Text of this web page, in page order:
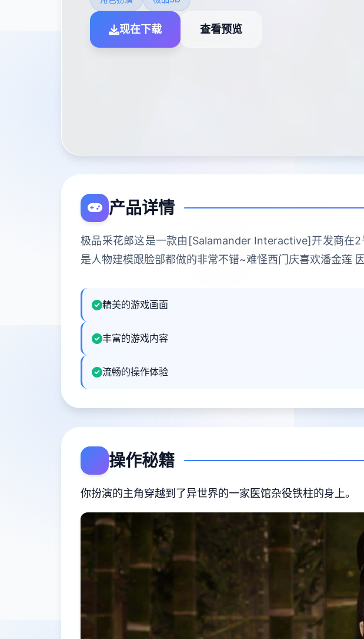
现在下载 查看预览
产品详情
极品采花郎这是一款由[Salamander Interactive]开发商在
是人物建模跟脸部都做的非常不错~难怪西门庆喜欢潘金莲
精美的游戏画面
丰富的游戏内容
流畅的操作体验
操作秘籍
你扮演的主角穿越到了异世界的一家医馆杂役铁柱的身上。